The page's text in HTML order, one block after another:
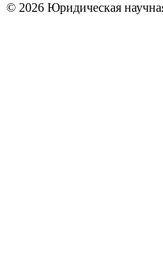
© 2026 Юридическая